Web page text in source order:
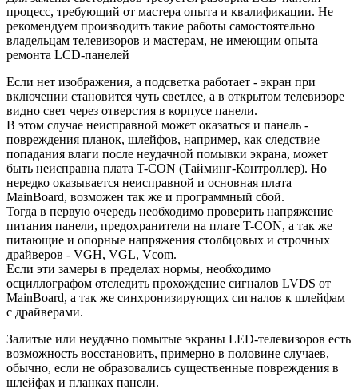
процесс, требующий от мастера опыта и квалификации. Не
рекомендуем производить такие работы самостоятельно
владельцам телевизоров и мастерам, не имеющим опыта
ремонта LCD-панелей
Если нет изображения, а подсветка работает - экран при
включении становится чуть светлее, а в открытом телевизоре
видно свет через отверстия в корпусе панели.
В этом случае неисправной может оказаться и панель -
повреждения планок, шлейфов, например, как следствие
попадания влаги после неудачной помывки экрана, может
быть неисправна плата T-CON (Тайминг-Контроллер). Но
нередко оказывается неисправной и основная плата
MainBoard, возможен так же и программный сбой.
Тогда в первую очередь необходимо проверить напряжение
питания панели, предохранители на плате T-CON, а так же
питающие и опорные напряжения столбцовых и строчных
драйверов - VGH, VGL, Vcom.
Если эти замеры в пределах нормы, необходимо
осциллографом отследить прохождение сигналов LVDS от
MainBoard, а так же синхронизирующих сигналов к шлейфам
с драйверами.
Залитые или неудачно помытые экраны LED-телевизоров есть
возможность восстановить, примерно в половине случаев,
обычно, если не образовались существенные повреждения в
шлейфах и планках панели.